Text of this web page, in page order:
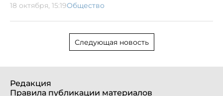
18 октября, 15:19Общество
Следующая новость
Редакция
Правила публикации материалов